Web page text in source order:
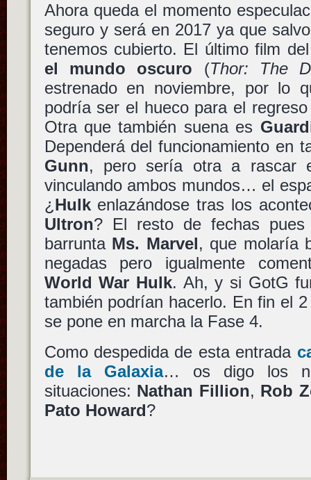
Ahora queda el momento
seguro y será en 2017 ya que
tenemos cubierto. El último film
el mundo oscuro (Thor: The
estrenado en noviembre, por lo
podría ser el hueco para el
Otra que también suena es
Dependerá del funcionamiento en
Gunn, pero sería otra a rascar
vinculando ambos mundos… el
¿ Hulkenlazándose tras los
Ultron? El resto de fechas pues
barrunta Ms. Marvel, que molaría
negadas pero igualmente
World War Hulk. Ah, y si GotG
también podrían hacerlo. En fin el
se pone en marcha la Fase 4.
Como despedida de esta entrada
de la Galaxia… os digo los
situaciones: Nathan Fillion, Rob
Pato Howard?